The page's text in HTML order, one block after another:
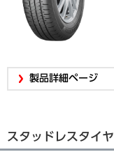
製品詳細ページ
スタッドレスタイヤ